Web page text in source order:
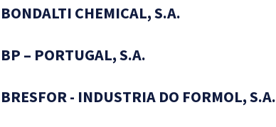
BONDALTI CHEMICAL, S.A.
BP – PORTUGAL, S.A.
BRESFOR - INDUSTRIA DO FORMOL, S.A.